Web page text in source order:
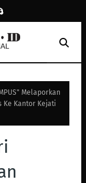
Melaporkan
Ke Kantor Kejati